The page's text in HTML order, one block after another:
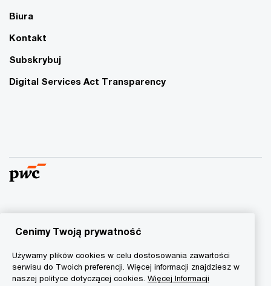
Biura
Kontakt
Subskrybuj
Digital Services Act Transparency
© 2015 - 2026 PwC. Wszelkie prawa zastrzeżone. Nazwa
PwC odnosi się do firm wchodzących w skład sieci PwC, z
informacji na stroniewww.pwc.com/structure.
Cenimy Twoją prywatność
Używamy plików cookies w celu dostosowania zawartości
serwisu do Twoich preferencji. Więcej informacji znajdziesz w
naszej polityce dotyczącej cookies. Więcej Informacji